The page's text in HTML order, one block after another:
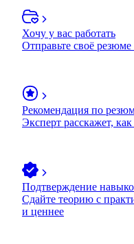
Хочу у вас работать
Отправьте своё
Рекомендация по
Эксперт расскажет,
Подтверждение
Сдайте теорию с
и ценнее